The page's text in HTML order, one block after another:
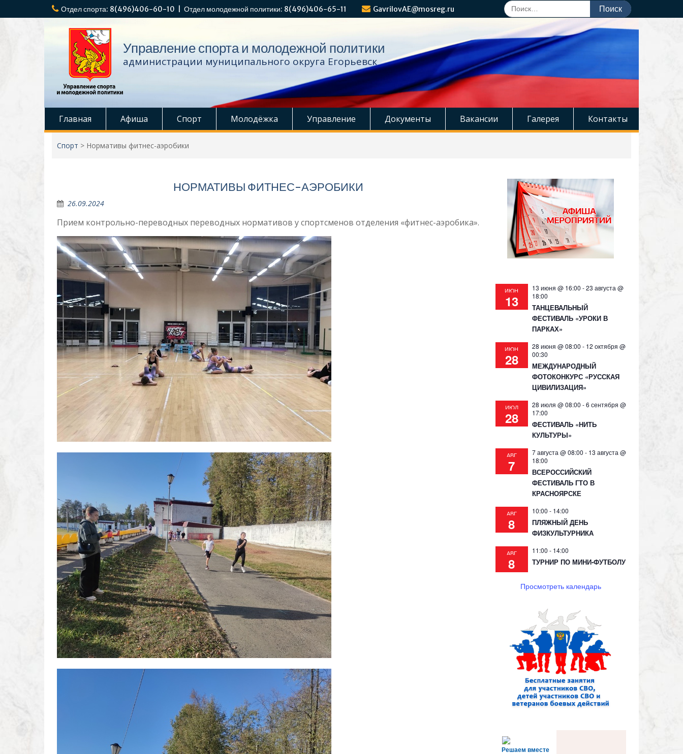
к
Отдел спорта: 8(496)406-60-10 | Отдел молодежной политики: 8(496)406-65-11 GavrilovAE@mosreg.ru
Поиск
по:
Управление спорта и молодежной политики
администрации муниципального округа Егорьевск
Главная Афиша Спорт Молодёжка Управление Документы Вакансии Галерея Контакты
Спорт > Нормативы фитнес-аэробики
НОРМАТИВЫ ФИТНЕС-АЭРОБИКИ
26.09.2024
Прием контрольно-переводных переводных нормативов у спортсменов отделения «фитнес-аэробика».
ИЮН
13
13 июня @ 16:00 -23 августа @
18:00
ТАНЦЕВАЛЬНЫЙ
ФЕСТИВАЛЬ «УРОКИ В
ПАРКАХ»
ИЮН
28
28 июня @ 08:00 - 12 октября @
00:30
МЕЖДУНАРОДНЫЙ
ФОТОКОНКУРС «РУССКАЯ
ЦИВИЛИЗАЦИЯ»
ИЮЛ
28
28 июля @ 08:00 -6 сентября @
17:00
ФЕСТИВАЛЬ «НИТЬ
КУЛЬТУРЫ»
АВГ
7
7 августа @ 08:00 - 13 августа @
18:00
ВСЕРОССИЙСКИЙ
ФЕСТИВАЛЬ ГТО В
КРАСНОЯРСКЕ
АВГ
8
10:00 - 14:00
ПЛЯЖНЫЙ ДЕНЬ
ФИЗКУЛЬТУРНИКА
АВГ
8
11:00 - 14:00
ТУРНИР ПО МИНИ-ФУТБОЛУ
Просмотреть календарь
Решаем вместе